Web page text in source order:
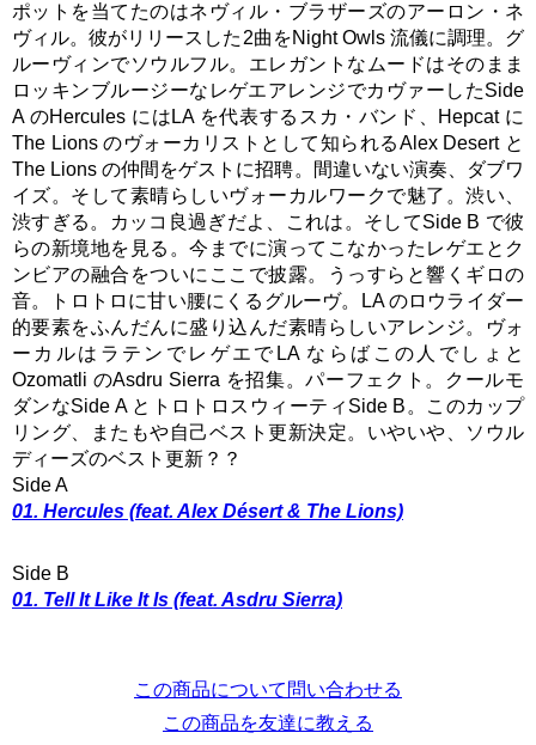
ポットを当てたのはネヴィル・ブラザーズのアーロン・ネ
ヴィル。彼がリリースした2曲をNight Owls 流儀に調理。グ
ルーヴィンでソウルフル。エレガントなムードはそのまま
ロッキンブルージーなレゲエアレンジでカヴァーしたSide
A のHercules にはLA を代表するスカ・バンド、Hepcat に
The Lions のヴォーカリストとして知られるAlex Desert と
The Lions の仲間をゲストに招聘。間違いない演奏、ダブワ
イズ。そして素晴らしいヴォーカルワークで魅了。渋い、
渋すぎる。カッコ良過ぎだよ、これは。そしてSide B で彼
らの新境地を見る。今までに演ってこなかったレゲエとク
ンビアの融合をついにここで披露。うっすらと響くギロの
音。トロトロに甘い腰にくるグルーヴ。LA のロウライダー
的要素をふんだんに盛り込んだ素晴らしいアレンジ。ヴォ
ーカルはラテンでレゲエでLA ならばこの人でしょと
Ozomatli のAsdru Sierra を招集。パーフェクト。クールモ
ダンなSide A とトロトロスウィーティSide B。このカップ
リング、またもや自己ベスト更新決定。いやいや、ソウル
ディーズのベスト更新？？
Side A
01. Hercules (feat. Alex Désert & The Lions)
Side B
01. Tell It Like It Is (feat. Asdru Sierra)
この商品について問い合わせる
この商品を友達に教える